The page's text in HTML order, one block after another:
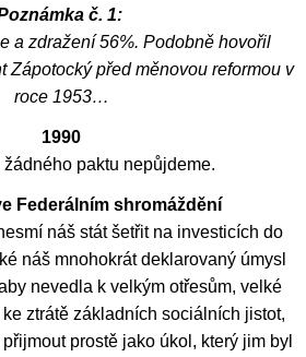
č. 1:
a zdražení 56%. Podobně hovořil
Zápotocký před měnovou reformou v
roce 1953…
1990
paktu nepůjdeme.
Federálním shromáždění
náš stát šetřit na investicích do
náš mnohokrát deklarovaný úmysl
nevedla k velkým otřesům, velké
ztrátě základních sociálních jistot,
prostě jako úkol, který jim byl